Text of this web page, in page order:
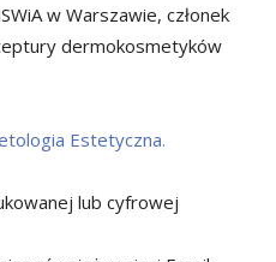
w Warszawie, członek
dermokosmetyków
Estetyczna.
lub cyfrowej